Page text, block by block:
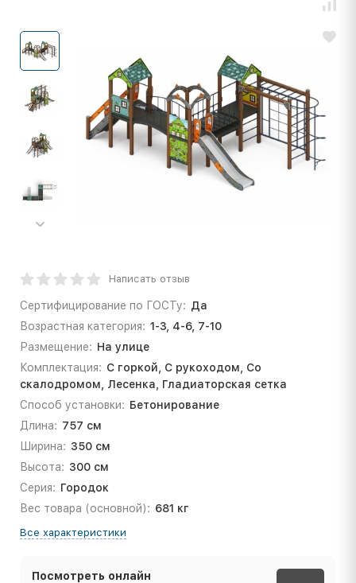
Написать отзыв
Сертифицирование по ГОСТу: Да
Возрастная категория: 1-3, 4-6, 7-10
Размещение: На улице
Комплектация: С горкой, С рукоходом, Со
скалодромом, Лесенка, Гладиаторская сетка
Способ установки: Бетонирование
Длина: 757 см
Ширина: 350 см
Высота: 300 см
Серия: Городок
Вес товара (основной): 681 кг
Все характеристики
Посмотреть онлайн